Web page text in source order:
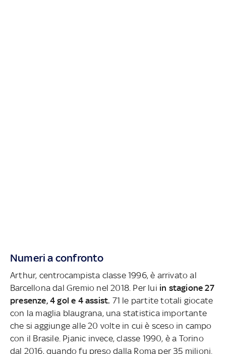
Numeri a confronto
Arthur, centrocampista classe 1996, è arrivato al
Barcellona dal Gremio nel 2018. Per lui in stagione 27
presenze, 4 gol e 4 assist. 71 le partite totali giocate
con la maglia blaugrana, una statistica importante
che si aggiunge alle 20 volte in cui è sceso in campo
con il Brasile. Pjanic invece, classe 1990, è a Torino
dal 2016, quando fu preso dalla Roma per 35 milioni.